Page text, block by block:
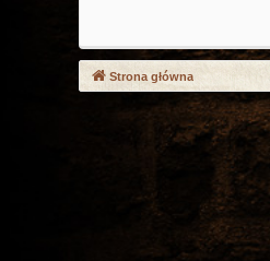
Strona główna